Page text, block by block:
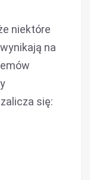
niektóre
na
się: